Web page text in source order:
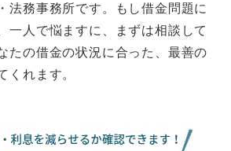
法務事務所です。もし借金問題に
一人で悩ますに、まずは相談して
たの借金の状況に合った、最善の
くれます。